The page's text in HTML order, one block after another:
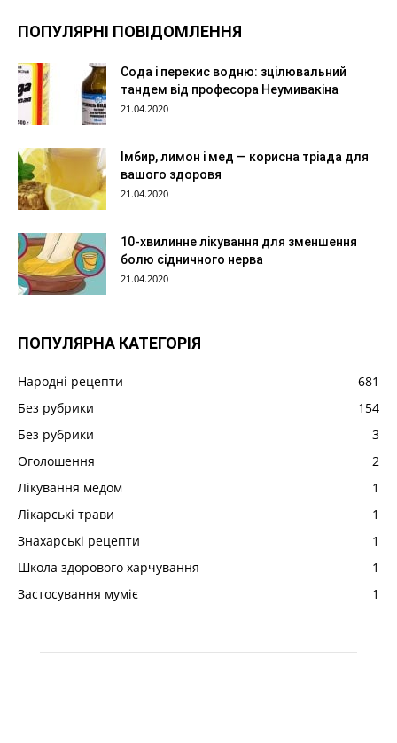
ПОПУЛЯРНІ ПОВІДОМЛЕННЯ
Сода і перекис водню: зцілювальний
тандем від професора Неумивакіна
21.04.2020
Імбир, лимон і мед — корисна тріада для
вашого здоровя
21.04.2020
10-хвилинне лікування для зменшення
болю сідничного нерва
21.04.2020
ПОПУЛЯРНА КАТЕГОРІЯ
Народні рецепти
681
Без рубрики
154
Без рубрики
3
Оголошення
2
Лікування медом
1
Лікарські трави
1
Знахарські рецепти
1
Школа здорового харчування
1
Застосування муміє
1